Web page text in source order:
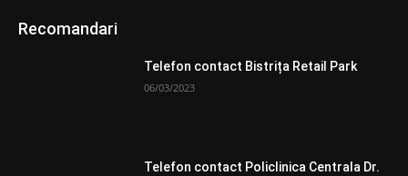
Recomandari
Telefon contact Bistrița Retail Park
06/03/2023
Telefon contact Policlinica Centrala Dr.